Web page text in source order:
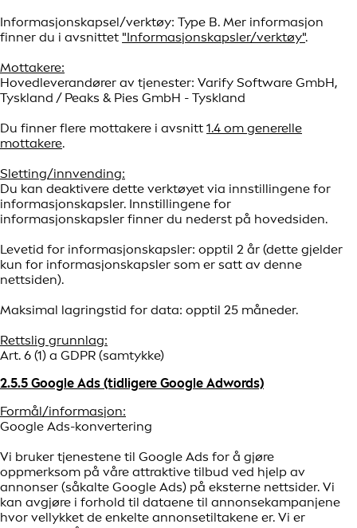
Informasjonskapsel/verktøy: Type B. Mer informasjon
finner du i avsnittet "Informasjonskapsler/verktøy".
Mottakere:
Hovedleverandører av tjenester: Varify Software GmbH,
Tyskland / Peaks & Pies GmbH - Tyskland
Du finner flere mottakere i avsnitt 1.4 om generelle
mottakere.
Sletting/innvending:
Du kan deaktivere dette verktøyet via innstillingene for
informasjonskapsler. Innstillingene for
informasjonskapsler finner du nederst på hovedsiden.
Levetid for informasjonskapsler: opptil 2 år (dette gjelder
kun for informasjonskapsler som er satt av denne
nettsiden).
Maksimal lagringstid for data: opptil 25 måneder.
Rettslig grunnlag:
Art. 6 (1) a GDPR (samtykke)
2.5.5 Google Ads (tidligere Google Adwords)
Formål/informasjon:
Google Ads-konvertering
Vi bruker tjenestene til Google Ads for å gjøre
oppmerksom på våre attraktive tilbud ved hjelp av
annonser (såkalte Google Ads) på eksterne nettsider. Vi
kan avgjøre i forhold til dataene til annonsekampanjene
hvor vellykket de enkelte annonsetiltakene er. Vi er